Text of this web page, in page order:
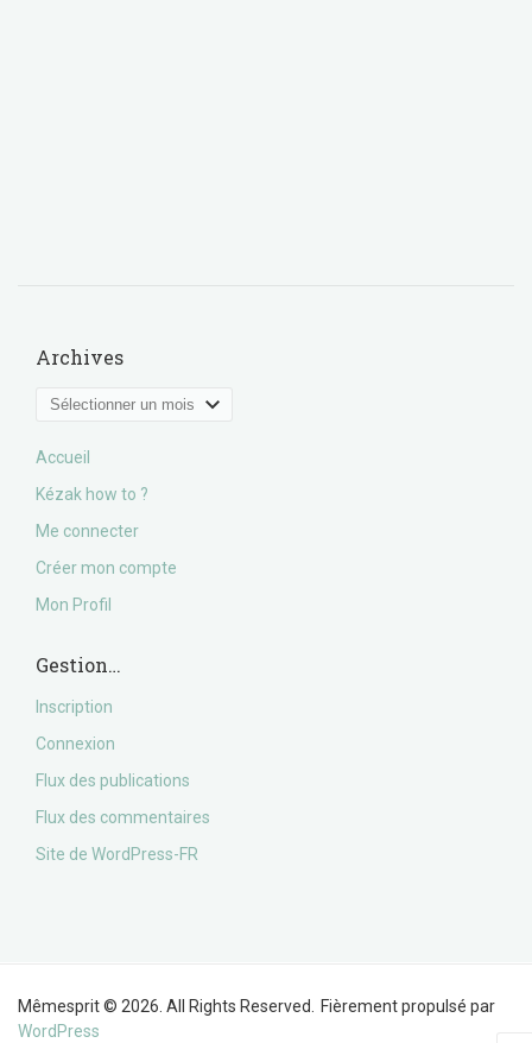
Archives
Archives
Accueil
Kézak how to ?
Me connecter
Créer mon compte
Mon Profil
Gestion…
Inscription
Connexion
Flux des publications
Flux des commentaires
Site de WordPress-FR
Mêmesprit © 2026. All Rights Reserved.
Fièrement propulsé par
WordPress